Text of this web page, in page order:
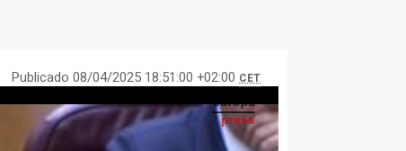
Publicado 08/04/2025 18:51:00 +02:00 CET